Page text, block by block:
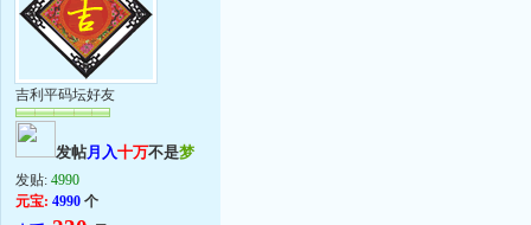
吉利平码坛好友
发帖月入十万不是梦
发贴: 4990
元宝: 4990 个